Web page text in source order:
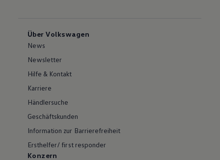
Über Volkswagen
News
Newsletter
Hilfe & Kontakt
Karriere
Händlersuche
Geschäftskunden
Information zur Barrierefreiheit
Ersthelfer/ first responder
Konzern